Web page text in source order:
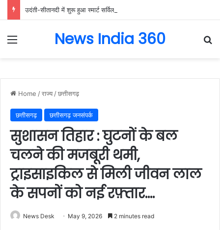
Menu News India 360
Home /राज्य /छत्तीसगढ़
छत्तीसगढ़ छत्तीसगढ़ जनसंपर्क
सुशासन तिहार : घुटनों के बल
चलने की मजबूरी थमी,
ट्राइसाइकिल से मिली जीवन लाल
के सपनों को नई रफ़्तार….
News Desk May 9, 2026 2 minutes read